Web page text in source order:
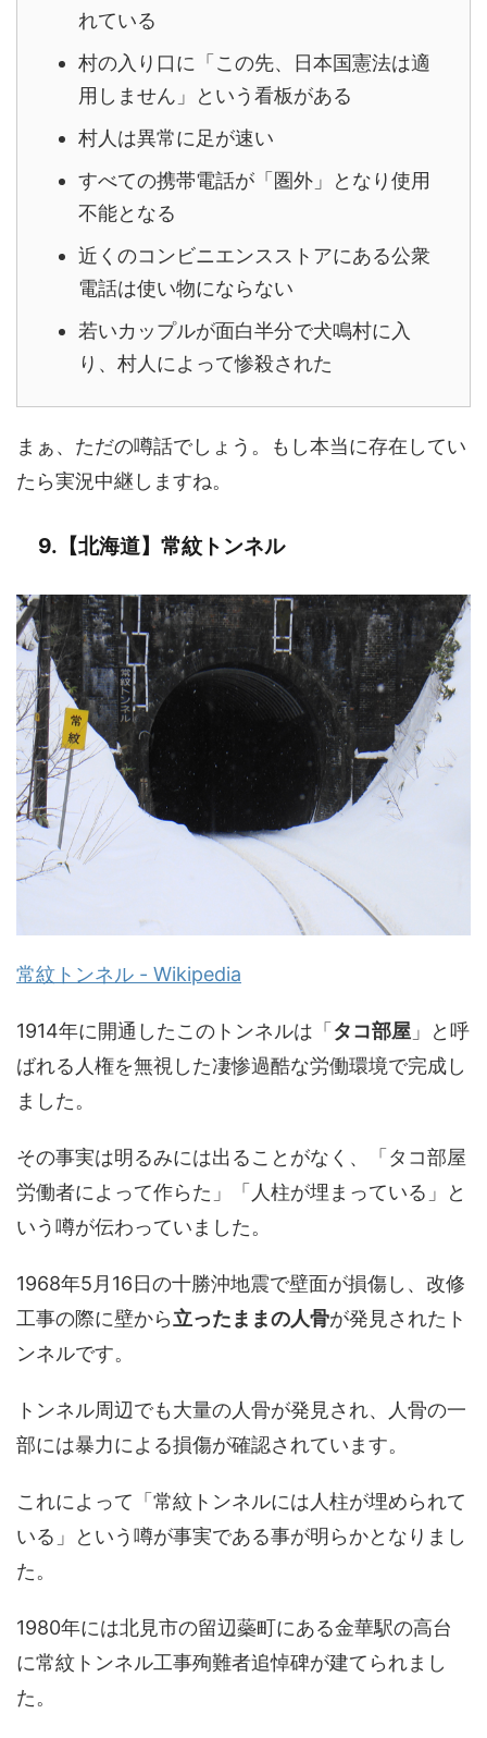
れている
村の入り口に「この先、日本国憲法は適
用しません」という看板がある
村人は異常に足が速い
すべての携帯電話が「圏外」となり使用
不能となる
近くのコンビニエンスストアにある公衆
電話は使い物にならない
若いカップルが面白半分で犬鳴村に入
り、村人によって惨殺された
まぁ、ただの噂話でしょう。もし本当に存在してい
たら実況中継しますね。
9.【北海道】常紋トンネル
常紋トンネル - Wikipedia
1914年に開通したこのトンネルは「 タコ部屋 」と呼
ばれる人権を無視した凄惨過酷な労働環境で完成し
ました。
その事実は明るみには出ることがなく、「タコ部屋
労働者によって作らた」「人柱が埋まっている」と
いう噂が伝わっていました。
1968年5月16日の十勝沖地震で壁面が損傷し、改修
工事の際に壁から立ったままの人骨が発見されたト
ンネルです。
トンネル周辺でも大量の人骨が発見され、人骨の一
部には暴力による損傷が確認されています。
これによって「常紋トンネルには人柱が埋められて
いる」という噂が事実である事が明らかとなりまし
た。
1980年には北見市の留辺蘂町にある金華駅の高台
に常紋トンネル工事殉難者追悼碑が建てられまし
た。